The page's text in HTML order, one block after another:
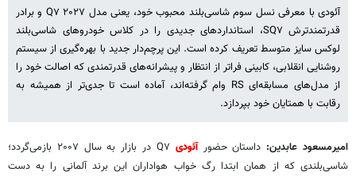
آئودی با معرفی نسل سوم شاسی‌بلند محبوب خود، یعنی مدل ۲۰۲۷ Q۷ و برادر
قدرتمندترش SQ۷، استانداردهای جدیدی را در کلاس خودروهای شاسی‌بلند
لوکس سایز متوسط تعریف کرده است. این پرچم‌دار جدید با بهره‌گیری از سیستم
روشنایی انقلابی، کابینی فراتر از انتظار و پیشرانه‌های قدرتمندی که اصالت خود را
از مدل‌های مسابقه‌ای RS وام گرفته‌اند، آماده است تا جدی‌تر از همیشه به
رقابت با همتایان خود بپردازد.
امیرمسعود عابدین: داستان حضورآئودی
Q۷ در بازار به سال ۲۰۰۷ بازمی‌گردد؛
شاسی‌بلندی که از همان ابتدا رگ خواب هواداران این برند آلمانی را به دست